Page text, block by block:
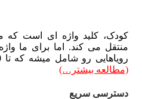
کلید واژه ای است که
می کند. اما برای ما واژه
رو شامل میشه که تا 100 سالگی همراه انسان هاست.
بیشتر…)
سریع